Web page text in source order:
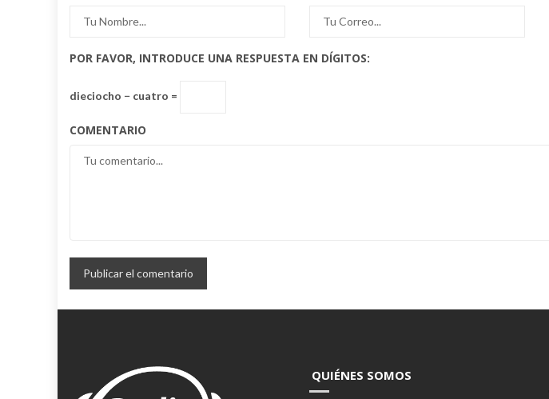
POR FAVOR, INTRODUCE UNA RESPUESTA EN DÍGITOS:
dieciocho − cuatro =
COMENTARIO
QUIÉNES SOMOS